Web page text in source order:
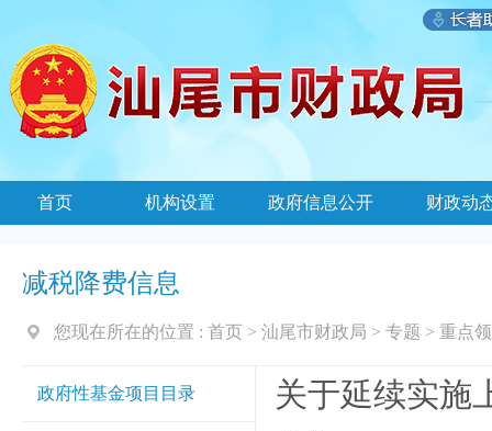
首页 机构设置 政府信息公开 财政动
减税降费信息
您现在所在的位置 : 首页 > 汕尾市财政局 > 专题 > 重点
政府性基金项目目录
关于延续实施